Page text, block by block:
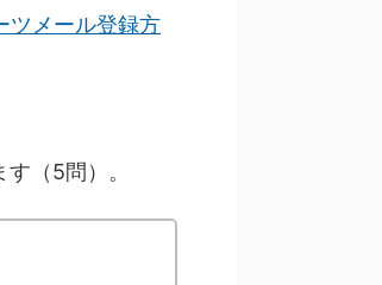
ツメール登録方
（5問）。